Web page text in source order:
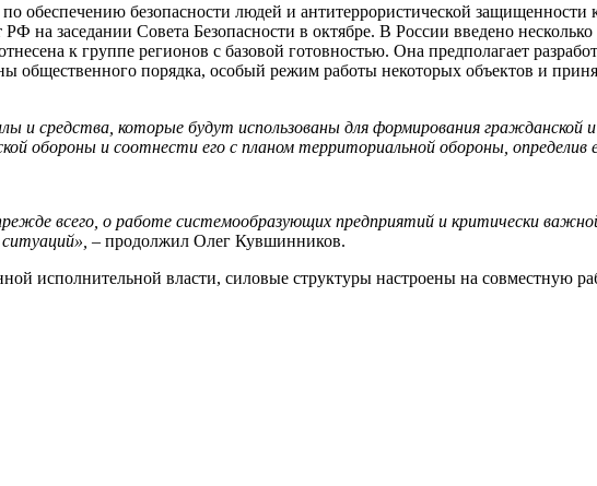
обеспечению безопасности людей и антитеррористической
на заседании Совета Безопасности в октябре. В России введено
к группе регионов с базовой готовностью. Она предполагает
общественного порядка, особый режим работы некоторых объектов и
и средства, которые будут использованы для формирования гражданской
обороны и соотнести его с планом территориальной обороны, определив
всего, о работе системообразующих предприятий и критически
– продолжил Олег Кувшинников.
исполнительной власти, силовые структуры настроены на совместную